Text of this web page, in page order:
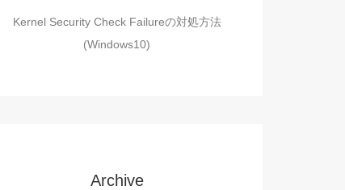
Kernel Security Check Failureの対処方法
(Windows10)
Archive